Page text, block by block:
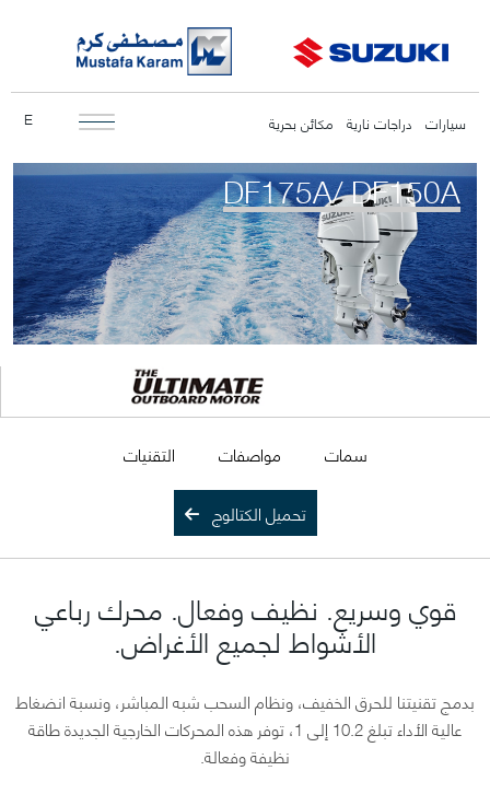
سيارات دراجات نارية مكائن بحرية E
DF175A/ DF150A
سمات مواصفات
التقنيات
تحميل الكتالوج
قوي وسريع. نظيف وفعال. محرك رباعي
الأشواط لجميع الأغراض.
بدمج تقنيتنا للحرق الخفيف، ونظام السحب شبه المباشر، ونسبة انضغاط
عالية الأداء تبلغ 10.2 إلى 1، توفر هذه المحركات الخارجية الجديدة طاقة
نظيفة وفعالة.